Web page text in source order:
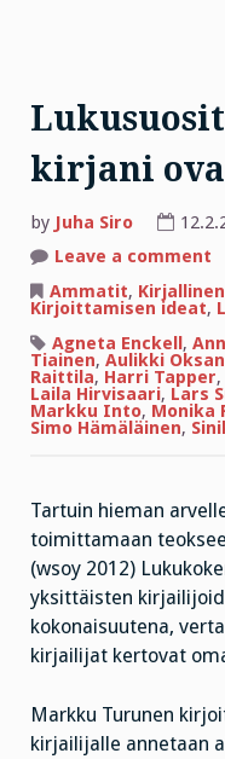
kirjani
by Juha Siro
Leave a comment
5
Ammatit,
Kirjoittamisen ideat,
Agneta Enckell,
Tiainen, Aulikki
Raittila, Harri Tapper,
Laila Hirvisaari, Lars
Markku Into, Monika
Simo Hämäläinen,
Tartuin hieman
toimittamaan
(wsoy 2012)
yksittäisten
kokonaisuutena,
kirjailijat kertovat
Markku Turunen
kirjailijalle annetaan